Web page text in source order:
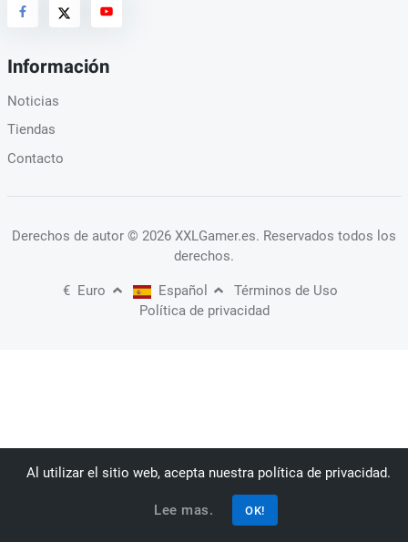
Información
Noticias
Tiendas
Contacto
Derechos de autor © 2026 XXLGamer.es. Reservados todos los
derechos.
€ Euro Español
Términos de Uso
Política de privacidad
Al utilizar el sitio web, acepta nuestra política de privacidad.
Lee mas. OK!